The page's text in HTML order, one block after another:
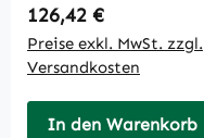
Regulärer Preis:
126,42 €
Preise exkl. MwSt. zzgl.
Versandkosten
In den Warenkorb